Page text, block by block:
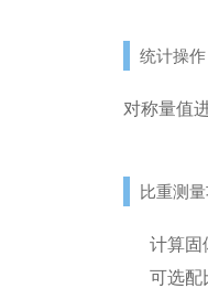
统计操作
对称量值
比重测
计算固
可选配